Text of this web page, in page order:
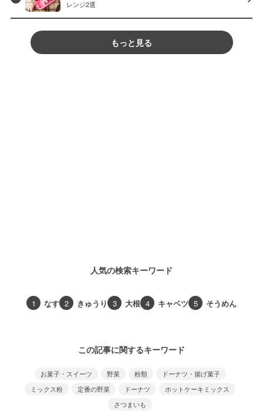
レンジ2選
もっと見る
人気の検索キーワード
1 なす 2 きゅうり 3 大根 4 キャベツ 5 そうめん
この記事に関するキーワード
お菓子・スイーツ 野菜 粉類
ドーナツ・揚げ菓子
ミックス粉
定番の野菜 ドーナツ
ホットケーキミックス
さつまいも